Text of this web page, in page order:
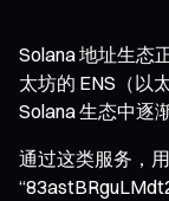
Solana 地址生态
太坊的 ENS（以
Solana 生态中逐
通过这类服务，